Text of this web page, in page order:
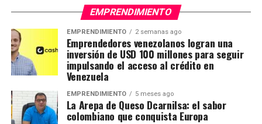
EMPRENDIMIENTO
EMPRENDIMIENTO 2 semanas ago
Emprendedores venezolanos logran una
inversión de USD 100 millones para seguir
impulsando el acceso al crédito en
Venezuela
EMPRENDIMIENTO 5 meses ago
La Arepa de Queso Dcarnilsa: el sabor
colombiano que conquista Europa